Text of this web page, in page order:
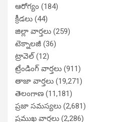
ఆరోగ్యం (184)
క్రీడలు (44)
జిల్లా వార్తలు (259)
టెక్నాలజీ (36)
ట్రావెల్(12)
ట్రేండింగ్ వార్తలు (911)
తాజా వార్తలు (19,271)
తెలంగాణ (11,181)
ప్రజా సమస్యలు (2,681)
ప్రముఖ వార్తలు (2,286)